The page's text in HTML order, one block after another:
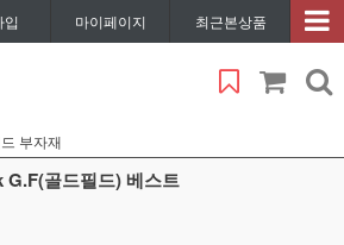
입 마이페이지 최근본상품
부자재
G.F(골드필드) 베스트